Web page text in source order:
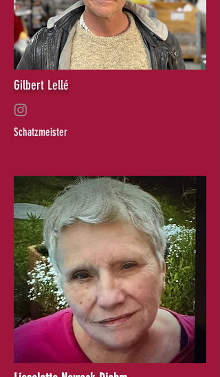
Gilbert Lellé
Schatzmeister